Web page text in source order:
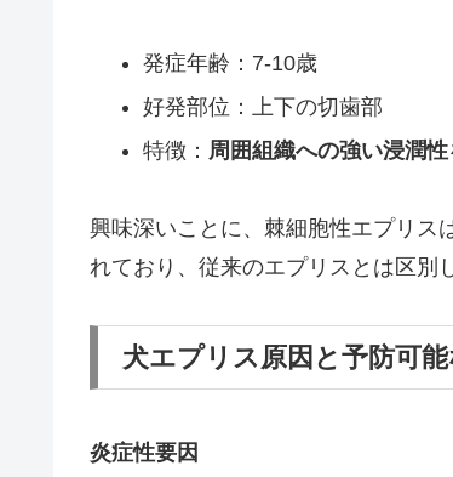
発症年齢：7-10歳
好発部位：上下の切歯部
特徴： 周囲組織への強い浸潤性
興味深いことに、棘細胞性エプリス
れており、従来のエプリスとは区別
犬エプリス原因と予防可
炎症性要因